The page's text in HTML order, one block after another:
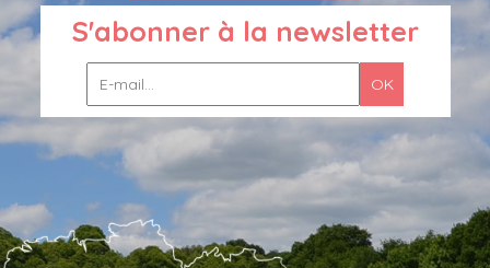
S'abonner à la newsletter